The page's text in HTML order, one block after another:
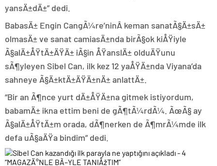
yansÄ±dÄ±” dedi.
BabasÄ± Engin CangÃ¼re’ninÂ keman sanatÃ§Ä±sÄ±
olmasÄ± ve sanat camiasÄ±nda birÃ§ok kiÅŸiyle
Ã§alÄ±ÅŸtÄ±ÄŸÄ± iÃ§in ÅŸanslÄ± olduÄŸunu
sÃ¶yleyen Sibel Can, ilk kez 12 yaÅŸÄ±nda Viyana’da
sahneye Ã§Ä±ktÄ±ÄŸÄ±nÄ± anlattÄ±.
“Bir an Ã¶nce yurt dÄ±ÅŸÄ±na gitmek istiyordum,
babamÄ± ikna ettim beni de gÃ¶tÃ¼rdÃ¼. ÃœÃ§ ay
Ã§alÄ±ÅŸtÄ±m orada, dÃ¶nerken de Ã¶mrÃ¼mde ilk
defa uÃ§aÄŸa bindim” dedi.
“MAGAZÄ°NLE BÃ–YLE TANIÅžTIM”